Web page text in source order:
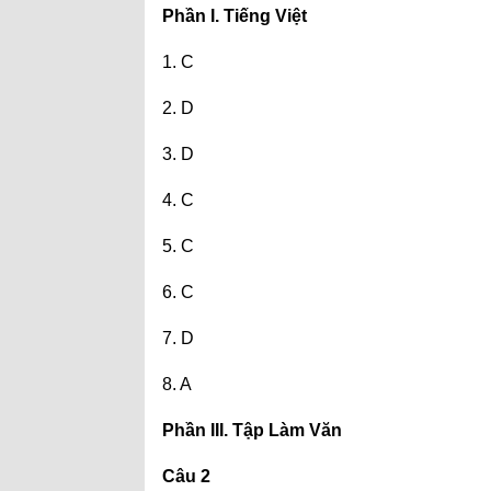
Phần I. Tiếng Việt
1. C
2. D
3. D
4. C
5. C
6. C
7. D
8. A
Phần III. Tập Làm Văn
Câu 2